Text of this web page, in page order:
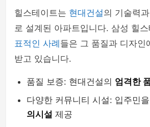
힐스테이트는 현대건설 의 기술력
로 설계된 아파트입니다. 삼성 힐
표적인 사례 들은 그 품질과 디자인
받고 있습니다.
품질 보증: 현대건설의 엄격한
다양한 커뮤니티 시설: 입주민
의시설 제공